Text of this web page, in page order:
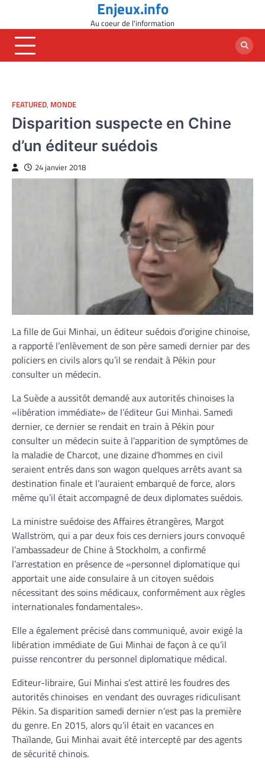
content
Enjeux.info
Au coeur de l'information
FEATURED, MONDE
Disparition suspecte en Chine
d’un éditeur suédois
24 janvier 2018
La fille de Gui Minhai, un éditeur suédois d’origine chinoise,
a rapporté l’enlèvement de son père samedi dernier par des
policiers en civils alors qu’il se rendait à Pékin pour
consulter un médecin.
La Suède a aussitôt demandé aux autorités chinoises la
«libération immédiate» de l’éditeur Gui Minhai. Samedi
dernier, ce dernier se rendait en train à Pékin pour
consulter un médecin suite à l’apparition de symptômes de
la maladie de Charcot, une dizaine d’hommes en civil
seraient entrés dans son wagon quelques arrêts avant sa
destination finale et l’auraient embarqué de force, alors
même qu’il était accompagné de deux diplomates suédois.
La ministre suédoise des Affaires étrangères, Margot
Wallström, qui a par deux fois ces derniers jours convoqué
l’ambassadeur de Chine à Stockholm, a confirmé
l’arrestation en présence de «personnel diplomatique qui
apportait une aide consulaire à un citoyen suédois
nécessitant des soins médicaux, conformément aux règles
internationales fondamentales».
Elle a également précisé dans communiqué, avoir exigé la
libération immédiate de Gui Minhai de façon à ce qu’il
puisse rencontrer du personnel diplomatique médical.
Editeur-libraire, Gui Minhai s’est attiré les foudres des
autorités chinoises en vendant des ouvrages ridiculisant
Pékin. Sa disparition samedi dernier n’est pas la première
du genre. En 2015, alors qu’il était en vacances en
Thaïlande, Gui Minhai avait été intercepté par des agents
de sécurité chinois.